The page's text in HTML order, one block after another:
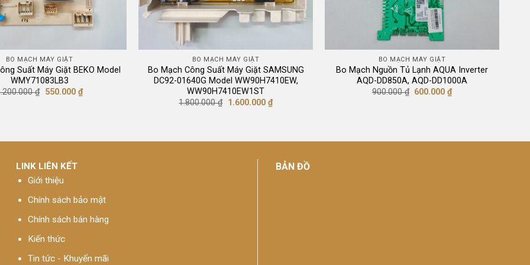
BO MẠCH MÁY GIẶT
Suất Máy Giặt BEKO Model
WMY71083LB3
₫ Giá
550.000 ₫Giá
hiện
BO MẠCH MÁY GIẶT
Bo Mạch Công Suất Máy Giặt SAMSUNG
DC92-01640G Model WW90H7410EW,
WW90H7410EW1ST
1.800.000₫ Giá
1.600.000 ₫Giá
hiện
BO MẠCH MÁY GIẶT
Bo Mạch Nguồn Tủ Lạnh AQUA Inverter
AQD-DD850A, AQD-DD1000A
900.000₫ Giá
600.000₫Giá
hiện
LINK LIÊN KẾT
Giới thiệu
Chính sách bảo mật
Chính sách bán hàng
Kiến thức
Tin tức - Khuyến mãi
BẢN ĐỒ